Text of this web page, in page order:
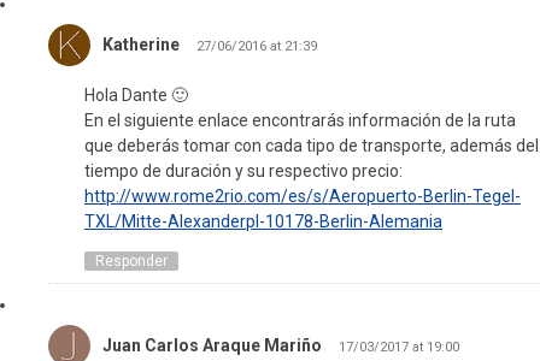
Katherine 27/06/2016 at 21:39
Hola Dante 🙂
En el siguiente enlace encontrarás información de la ruta
que deberás tomar con cada tipo de transporte, además del
tiempo de duración y su respectivo precio:
http://www.rome2rio.com/es/s/Aeropuerto-Berlin-Tegel-
TXL/Mitte-Alexanderpl-10178-Berlin-Alemania
Responder
Juan Carlos Araque Mariño 17/03/2017 at 19:00